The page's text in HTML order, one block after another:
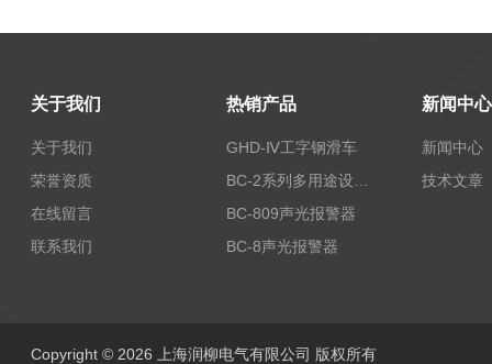
关于我们
关于我们
荣誉资质
在线留言
联系我们
热销产品
GHD-Ⅳ工字钢滑车
BC-809声光报警器
BC-8声光报警器
新闻中心
新闻中心
技术文章
Copyright © 2026 上海润柳电气有限公司 版权所有